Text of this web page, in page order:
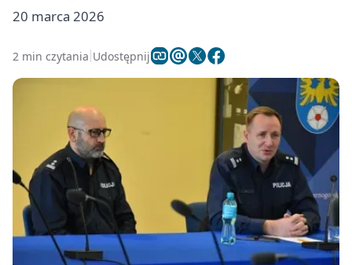
20 marca 2026
2 min czytania Udostępnij